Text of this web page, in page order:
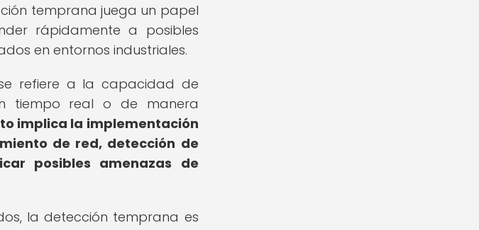
temprana juega un papel
rápidamente a posibles
en entornos industriales.
refiere a la capacidad de
tiempo real o de manera
implica la implementación
de red, detección de
posibles amenazas de
la detección temprana es